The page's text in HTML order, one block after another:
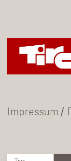
Impressum /